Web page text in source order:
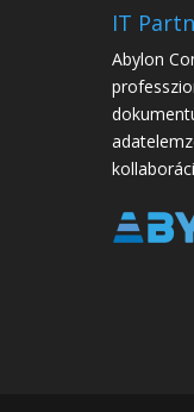
IT
Abylon